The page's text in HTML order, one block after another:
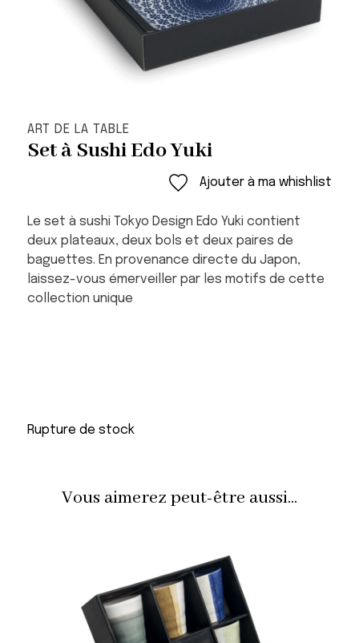
ART DE LA TABLE
Set à Sushi Edo Yuki
Ajouter à ma whishlist
Le set à sushi Tokyo Design Edo Yuki contient
deux plateaux, deux bols et deux paires de
baguettes. En provenance directe du Japon,
laissez-vous émerveiller par les motifs de cette
collection unique
Rupture de stock
Vous aimerez peut-être aussi...